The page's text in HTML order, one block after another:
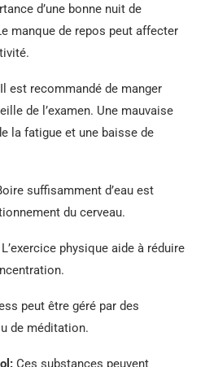
d’une bonne nuit de
manque de repos peut affecter
Il est recommandé de manger
de l’examen. Une mauvaise
la fatigue et une baisse de
suffisamment d’eau est
du cerveau.
L’exercice physique aide à réduire
peut être géré par des
de méditation.
Ces substances peuvent